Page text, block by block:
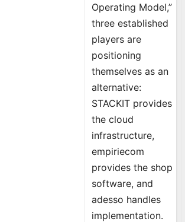
Operating Model,”
three established
players are
positioning
themselves as an
alternative:
STACKIT provides
the cloud
infrastructure,
empiriecom
provides the shop
software, and
adesso handles
implementation.